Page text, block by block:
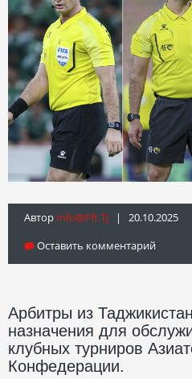
Автор Info@fft.tj | 20.10.2025
Оставить комментарий
Арбитры из
назначения для
клубных турниров
Конфедерации.